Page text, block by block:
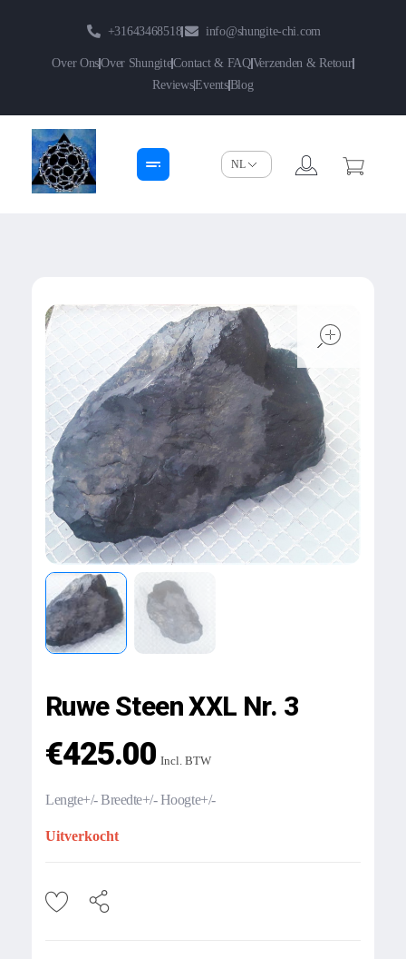
+31643468518 info@shungite-chi.com
Over OnsOver ShungiteContact & FAQVerzenden & Retour
ReviewsEventsBlog
Ruwe Steen XXL Nr. 3
€425.00 Incl. BTW
Lengte+/- Breedte+/- Hoogte+/-
Uitverkocht